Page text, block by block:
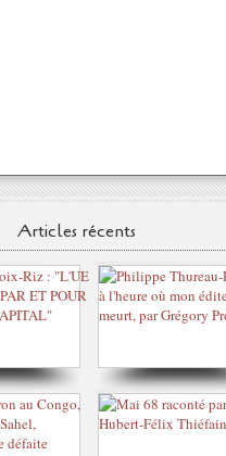
Articles récents